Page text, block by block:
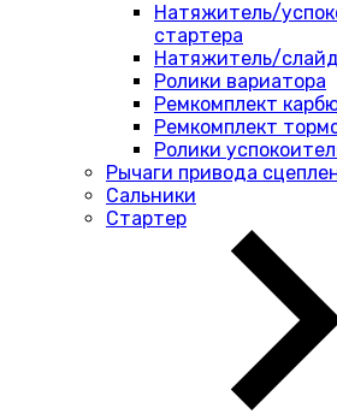
Натяжитель/
стартера
Натяжитель/
Ролики вариатора
Ремкомплект
Ремкомплект
Ролики
Рычаги привода
Сальники
Стартер